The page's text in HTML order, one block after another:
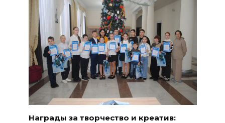
Награды за творчество и креатив: